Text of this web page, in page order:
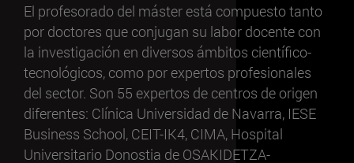
El profesorado del máster está compuesto tanto
por doctores que conjugan su labor docente con
la investigación en diversos ámbitos científico-
tecnológicos, como por expertos profesionales
del sector. Son 55 expertos de centros de origen
diferentes: Clínica Universidad de Navarra, IESE
Business School, CEIT-IK4, CIMA, Hospital
Universitario Donostia de OSAKIDETZA-